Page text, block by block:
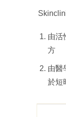
由活
方
由醫
於短